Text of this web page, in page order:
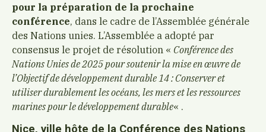
pour la préparation de la prochaine
conférence, dans le cadre de l’Assemblée générale
des Nations unies. L’Assemblée a adopté par
consensus le projet de résolution « Conférence des
Nations Unies de 2025 pour soutenir la mise en œuvre de
l’Objectif de développement durable 14 : Conserver et
utiliser durablement les océans, les mers et les ressources
marines pour le développement durable« .
Nice, ville hôte de la Conférence des Nations